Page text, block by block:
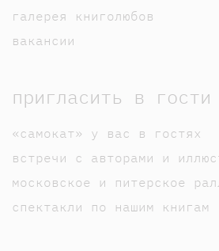
галерея книголюбов
вакансии
пригласить в гости
«самокат» у вас в гостях
встречи с авторами и
московское и питерское
спектакли по нашим книгам